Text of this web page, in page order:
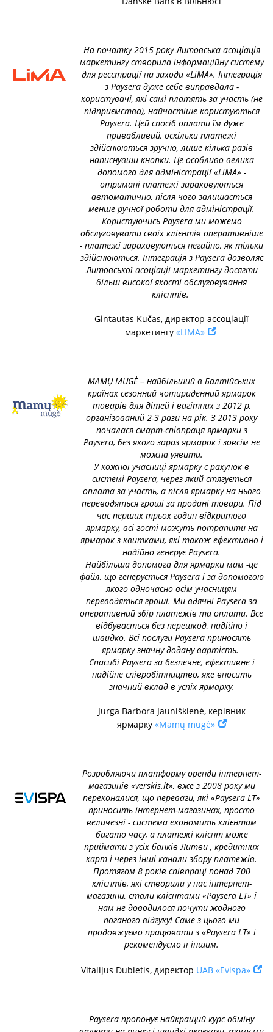
На початку 2015 року Литовська асоціація
маркетингу створила інформаційну систему
для реєстрації на заходи «LiMA». Інтеграція
з Paysera дуже себе виправдала -
користувачі, які самі платять за участь (не
підприємства), найчастіше користуються
Paysera. Цей спосіб оплати їм дуже
привабливий, оскільки платежі
здійснюються зручно, лише кілька разів
написнувши кнопки. Це особливо велика
допомога для адміністрації «LiMA» -
отримані платежі зараховуються
автоматично, після чого залишається
менше ручної роботи для адміністрації.
Користуючись Paysera ми можемо
обслуговувати своїх клієнтів оперативніше
- платежі зараховуються негайно, як тільки
здійснюються. Інтеграція з Paysera дозволяє
Литовської асоціації маркетингу досягти
більш високої якості обслуговування
клієнтів.
Gintautas Kučas, директор ассоціації
маркетингу «LIMA»
MAMŲ MUGĖ – найбільший в Балтійських
країнах сезонний чотириденний ярмарок
товарів для дітей і вагітних з 2012 р,
організований 2-3 рази на рік. З 2013 року
почалася смарт-співпраця ярмарки з
Paysera, без якого зараз ярмарок і зовсім не
можна уявити.
У кожної учасниці ярмарку є рахунок в
системі Paysera, через який стягується
оплата за участь, а після ярмарку на нього
переводяться гроші за продані товари. Під
час перших трьох годин відкритого
ярмарку, всі гості можуть потрапити на
ярмарок з квитками, які також ефективно і
надійно генерує Paysera.
Найбільша допомога для ярмарки мам -це
файл, що генерується Paysera і за допомогою
якого одночасно всім учасницям
переводяться гроші. Ми вдячні Paysera за
оперативний збір платежів та оплати. Все
відбувається без перешкод, надійно і
швидко. Всі послуги Paysera приносять
ярмарку значну додану вартість.
Спасибі Paysera за безпечне, ефективне і
надійне співробітництво, яке вносить
значний вклад в успіх ярмарку.
Jurga Barbora Jauniškienė, керівник
ярмарку «Mamų mugė»
Розробляючи платформу оренди інтернет-
магазинів «verskis.lt», вже з 2008 року ми
переконалися, що переваги, які «Paysera LT»
приносить інтернет-магазинах, просто
величезні - система економить клієнтам
багато часу, а платежі клієнт може
приймати з усіх банків Литви , кредитних
карт і через інші канали збору платежів.
Протягом 8 років співпраці понад 700
клієнтів, які створили у нас інтернет-
магазини, стали клієнтами «Paysera LT» і
нам не доводилося почути жодного
поганого відгуку! Саме з цього ми
продовжуємо працювати з «Paysera LT» і
рекомендуємо її іншим.
Vitalijus Dubietis, директор UAB «Evispa»
Paysera пропонує найкращий курс обміну